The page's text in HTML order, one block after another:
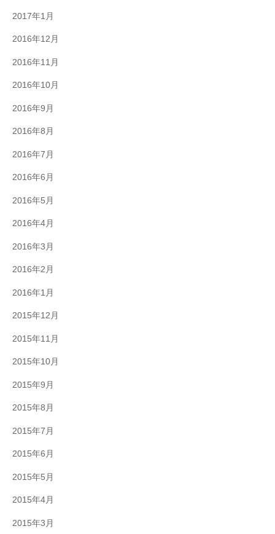
2017年1月
2016年12月
2016年11月
2016年10月
2016年9月
2016年8月
2016年7月
2016年6月
2016年5月
2016年4月
2016年3月
2016年2月
2016年1月
2015年12月
2015年11月
2015年10月
2015年9月
2015年8月
2015年7月
2015年6月
2015年5月
2015年4月
2015年3月